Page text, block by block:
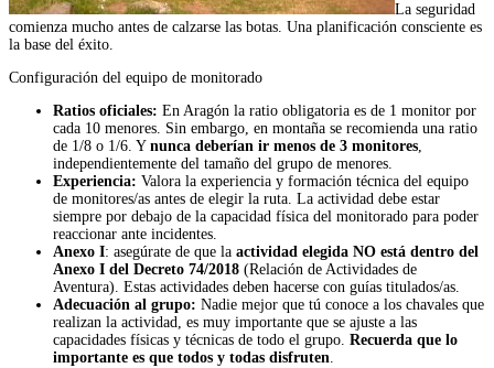
La seguridad
comienza mucho antes de calzarse las botas. Una planificación consciente es
la base del éxito.
Configuración del equipo de monitorado
Ratios oficiales: En Aragón la ratio obligatoria es de 1 monitor por
cada 10 menores. Sin embargo, en montaña se recomienda una ratio
de 1/8 o 1/6. Y nunca deberían ir menos de 3 monitores,
independientemente del tamaño del grupo de menores.
Experiencia: Valora la experiencia y formación técnica del equipo
de monitores/as antes de elegir la ruta. La actividad debe estar
siempre por debajo de la capacidad física del monitorado para poder
reaccionar ante incidentes.
Anexo I: asegúrate de que la actividad elegida NO está dentro del
Anexo I del Decreto 74/2018 (Relación de Actividades de
Aventura). Estas actividades deben hacerse con guías titulados/as.
Adecuación al grupo: Nadie mejor que tú conoce a los chavales que
realizan la actividad, es muy importante que se ajuste a las
capacidades físicas y técnicas de todo el grupo. Recuerda que lo
importante es que todos y todas disfruten.